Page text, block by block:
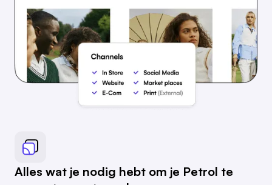
Alles wat je nodig hebt om je Petrol te